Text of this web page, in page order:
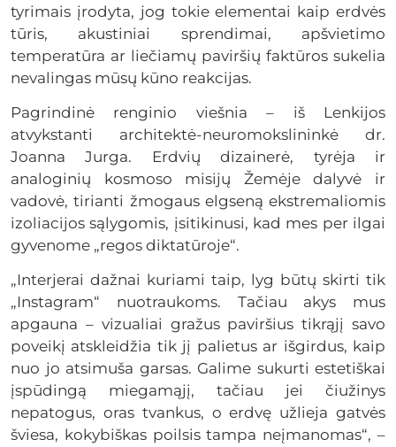
tyrimais įrodyta, jog tokie elementai kaip erdvės
tūris, akustiniai sprendimai, apšvietimo
temperatūra ar liečiamų paviršių faktūros sukelia
nevalingas mūsų kūno reakcijas.
Pagrindinė renginio viešnia – iš Lenkijos
atvykstanti architektė-neuromokslininkė dr.
Joanna Jurga. Erdvių dizainerė, tyrėja ir
analoginių kosmoso misijų Žemėje dalyvė ir
vadovė, tirianti žmogaus elgseną ekstremaliomis
izoliacijos sąlygomis, įsitikinusi, kad mes per ilgai
gyvenome „regos diktatūroje“.
„Interjerai dažnai kuriami taip, lyg būtų skirti tik
„Instagram“ nuotraukoms. Tačiau akys mus
apgauna – vizualiai gražus paviršius tikrąjį savo
poveikį atskleidžia tik jį palietus ar išgirdus, kaip
nuo jo atsimuša garsas. Galime sukurti estetiškai
įspūdingą miegamąjį, tačiau jei čiužinys
nepatogus, oras tvankus, o erdvę užlieja gatvės
šviesa, kokybiškas poilsis tampa neįmanomas“, –